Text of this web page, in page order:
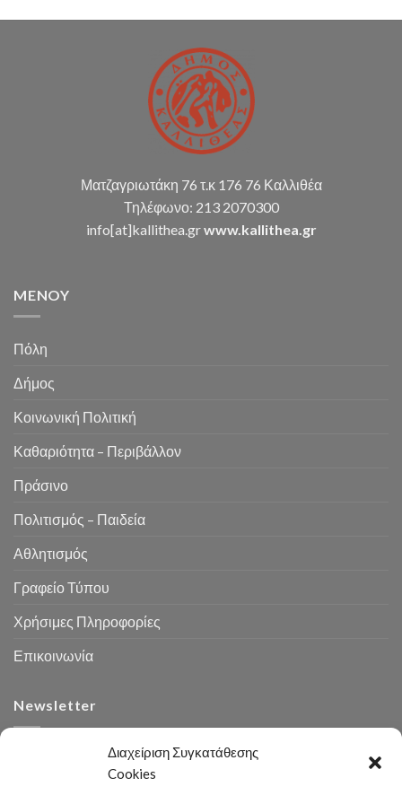
Διαχείριση Συγκατάθεσης
Cookies
Ματζαγριωτάκη 76 τ.κ 176 76 Καλλιθέα
Τηλέφωνο: 213 2070300
info[at]kallithea.grwww.kallithea.gr
MENOY
Πόλη
Δήμος
Κοινωνική Πολιτική
Καθαριότητα – Περιβάλλον
Πράσινο
Πολιτισμός – Παιδεία
Αθλητισμός
Γραφείο Τύπου
Χρήσιμες Πληροφορίες
Επικοινωνία
Newsletter